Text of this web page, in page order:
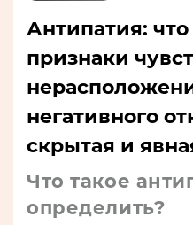
Антипатия: что
признаки
негативного
скрытая и
Что такое
определить?